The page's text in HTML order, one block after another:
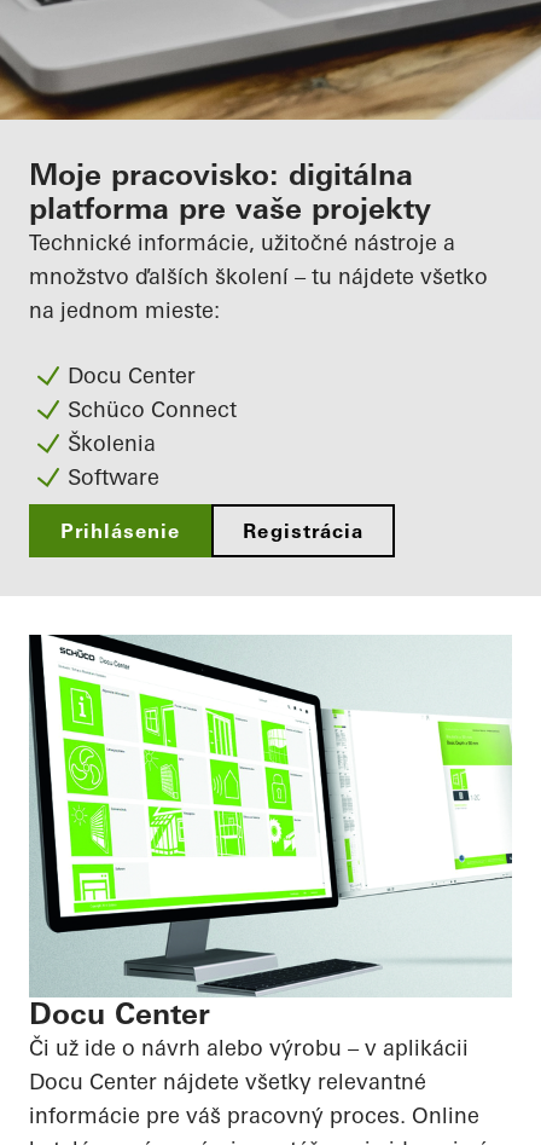
Moje pracovisko: digitálna
platforma pre vaše projekty
Technické informácie, užitočné nástroje a
množstvo ďalších školení – tu nájdete všetko
na jednom mieste:
Docu Center
Schüco Connect
Školenia
Software
Prihlásenie Registrácia
Docu Center
Či už ide o návrh alebo výrobu – v aplikácii
Docu Center nájdete všetky relevantné
informácie pre váš pracovný proces. Online